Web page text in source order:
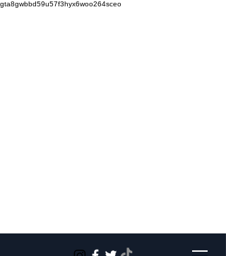
gta8gwbbd59u57f3hyx6woo264sceo